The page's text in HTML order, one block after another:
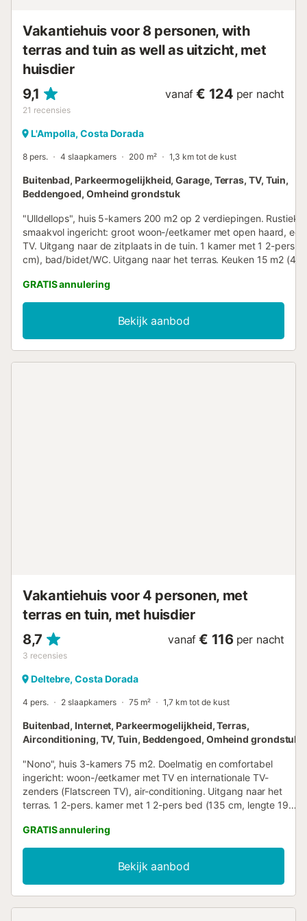
Vakantiehuis voor 8 personen, with
terras and tuin as well as uitzicht, met
huisdier
9,1
21 recensies
vanaf € 124 per nacht
L'Ampolla, Costa Dorada
8 pers. 4 slaapkamers 200 m² 1,3 km tot de kust
Buitenbad, Parkeermogelijkheid, Garage, Terras, TV, Tuin,
Beddengoed, Omheind grondstuk
"Ulldellops", huis 5-kamers 200 m2 op 2 verdiepingen. Rustiek
smaakvol ingericht: groot woon-/eetkamer met open haard,
TV. Uitgang naar de zitplaats in de tuin. 1 kamer met 1 2-pers
cm), bad/bidet/WC. Uitgang naar het terras. Keuken 15 m2 (4-
Bovenverdieping: 2 groot kamers, elke kamer heeft 1 2-pers
cm). 1 kamer met 2 bedden (90 cm). Uitgang naar het terras.
Bad/bidet/WC. Verwarming. Terras 12 m2, zithoek in de tuin 30
19 m2. Terrasmeubelen, barbecue. Zeer mooi uitzicht op zee,
en het landschap. Ter beschikking: wasmachine. Parkeerplaats
GRATIS annulering
Bekijk aanbod
Vakantiehuis voor 4 personen, met
terras en tuin, met huisdier
8,7
3 recensies
vanaf € 116 per nacht
Deltebre, Costa Dorada
4 pers. 2 slaapkamers 75 m² 1,7 km tot de kust
Buitenbad, Internet, Parkeermogelijkheid, Terras,
Airconditioning, TV, Tuin, Beddengoed, Omheind grondstuk
"Nono", huis 3-kamers 75 m2. Doelmatig en comfortabel
ingericht: woon-/eetkamer met TV en internationale TV-
zenders (Flatscreen TV), air-conditioning. Uitgang naar het
terras. 1 2-pers. kamer met 1 2-pers bed (135 cm, lengte 190
Keuken (oven, afwasmachine, 4 keramische glas kookplaten,
broodrooster, magnetron, elektrische koffiemachine).
Zitbad/WC. Air-conditioning, heteluchtverwarming. Terras.
Terrasmeubelen, ligstoelen. Ter beschikking: wasmachine.
Internet (WiFi, gratis). Parkeerplaats. Geschikt voor families.
GRATIS annulering
Bekijk aanbod